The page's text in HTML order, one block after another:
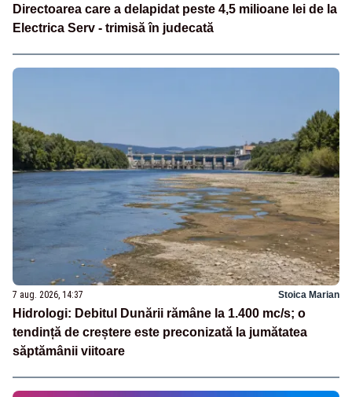
Directoarea care a delapidat peste 4,5 milioane lei de la
Electrica Serv - trimisă în judecată
7 aug. 2026, 14:37 Stoica Marian
Hidrologi: Debitul Dunării rămâne la 1.400 mc/s; o
tendință de creștere este preconizată la jumătatea
săptămânii viitoare